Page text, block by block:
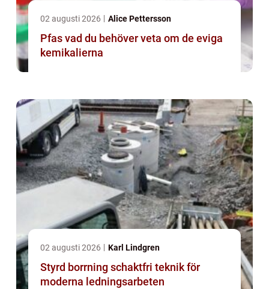
02 augusti 2026 Alice Pettersson
Pfas vad du behöver veta om de eviga
kemikalierna
02 augusti 2026 Karl Lindgren
Styrd borrning schaktfri teknik för
moderna ledningsarbeten